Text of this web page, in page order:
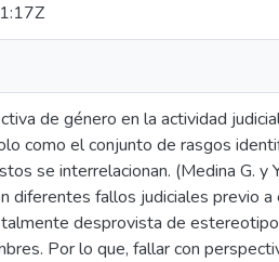
de género en la actividad
como el conjunto de rasgos
se interrelacionan. (Medina G.
diferentes fallos judiciales previo
desprovista de
Por lo que, fallar con